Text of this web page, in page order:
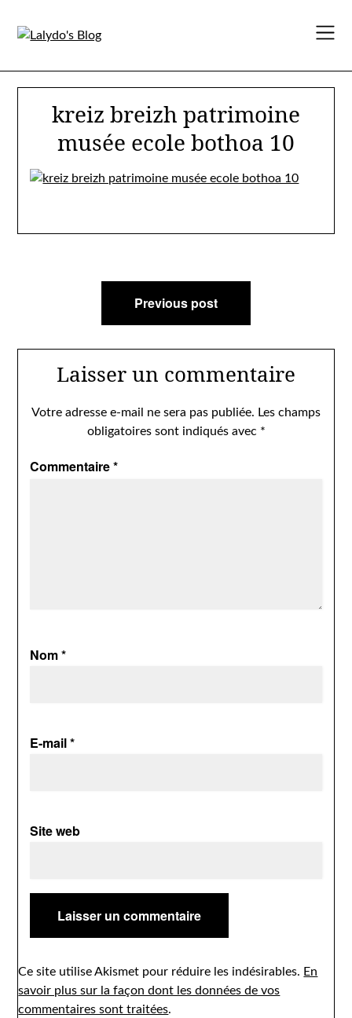
kreiz breizh patrimoine
musée ecole bothoa 10
Navigation
Previous post
Laisser un commentaire
Votre adresse e-mail ne sera pas publiée. Les champs
obligatoires sont indiqués avec *
Commentaire*
Nom*
E-mail*
Site web
Ce site utilise Akismet pour réduire les indésirables. En
savoir plus sur la façon dont les données de vos
commentaires sont traitées.